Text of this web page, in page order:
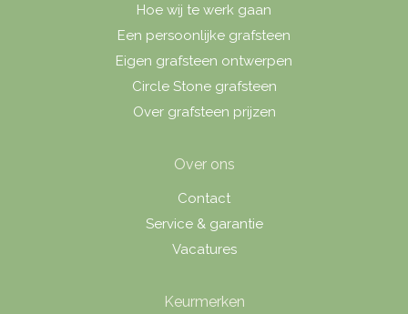
Hoe wij te werk gaan
Een persoonlijke grafsteen
Eigen grafsteen ontwerpen
Circle Stone grafsteen
Over grafsteen prijzen
Over ons
Contact
Service & garantie
Vacatures
Keurmerken